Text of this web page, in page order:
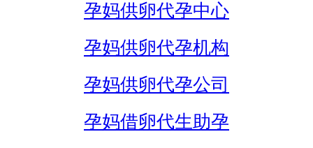
孕妈供卵代孕中心
孕妈供卵代孕机构
孕妈供卵代孕公司
孕妈借卵代生助孕